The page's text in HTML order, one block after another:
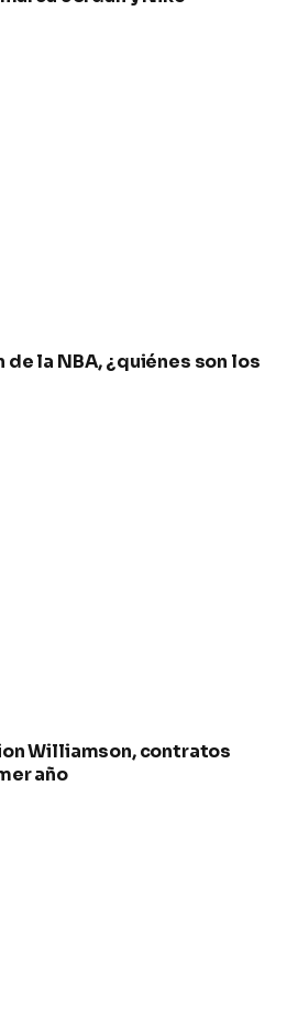
de la NBA, ¿quiénes son los
Williamson, contratos
año